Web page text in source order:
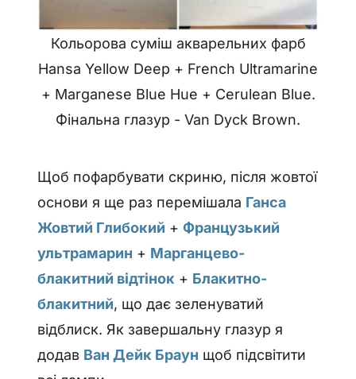
Кольорова суміш акварельних фарб
Hansa Yellow Deep + French Ultramarine
+ Marganese Blue Hue + Cerulean Blue.
Фінальна глазур - Van Dyck Brown.
Щоб пофарбувати скриню, після жовтої
основи я ще раз перемішала Ганса
Жовтий Глибокий +Французький
ультрамарин + Марганцево-
блакитний відтінок + Блакитно-
блакитний, що дає зеленуватий
відблиск. Як завершальну глазур я
додав Ван Дейк Браун щоб підсвітити